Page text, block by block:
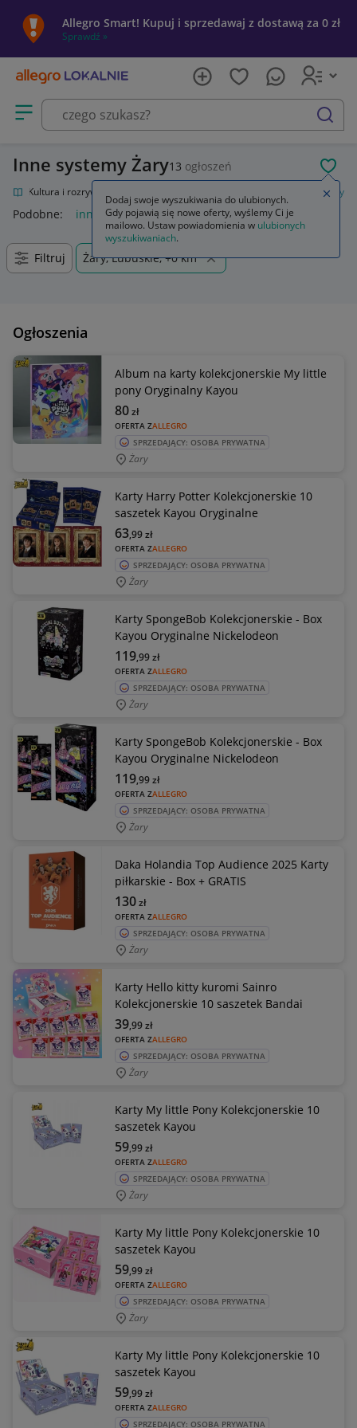
Allegro Smart! Kupuj i sprzedawaj z dostawą za 0 zł
Sprawdź »
Otwórz menu z kategoriami
szukaj
Inne systemy Żary13 ogłoszeń
Kultura i rozrywka Inne systemy
Podobne: inne systemy
Filtruj Żary, Lubuskie, +0 km
Ogłoszenia
Album na karty kolekcjonerskie My little
pony Oryginalny Kayou
OFERTA ZALLEGRO
80zł
SPRZEDAJĄCY: OSOBA PRYWATNA
Żary
Karty Harry Potter Kolekcjonerskie 10
saszetek Kayou Oryginalne
OFERTA ZALLEGRO
63,99zł
SPRZEDAJĄCY: OSOBA PRYWATNA
Żary
Karty SpongeBob Kolekcjonerskie - Box
Kayou Oryginalne Nickelodeon
OFERTA ZALLEGRO
119,99zł
SPRZEDAJĄCY: OSOBA PRYWATNA
Żary
Karty SpongeBob Kolekcjonerskie - Box
Kayou Oryginalne Nickelodeon
OFERTA ZALLEGRO
119,99zł
SPRZEDAJĄCY: OSOBA PRYWATNA
Żary
Daka Holandia Top Audience 2025 Karty
piłkarskie - Box + GRATIS
OFERTA ZALLEGRO
130zł
SPRZEDAJĄCY: OSOBA PRYWATNA
Żary
Karty Hello kitty kuromi Sainro
Kolekcjonerskie 10 saszetek Bandai
OFERTA ZALLEGRO
39,99zł
SPRZEDAJĄCY: OSOBA PRYWATNA
Żary
Karty My little Pony Kolekcjonerskie 10
saszetek Kayou
OFERTA ZALLEGRO
59,99zł
SPRZEDAJĄCY: OSOBA PRYWATNA
Żary
Karty My little Pony Kolekcjonerskie 10
saszetek Kayou
OFERTA ZALLEGRO
59,99zł
SPRZEDAJĄCY: OSOBA PRYWATNA
Żary
Karty My little Pony Kolekcjonerskie 10
saszetek Kayou
OFERTA ZALLEGRO
59,99zł
SPRZEDAJĄCY: OSOBA PRYWATNA
Dodaj swoje wyszukiwania do ulubionych.
Gdy pojawią się nowe oferty, wyślemy Ci je
mailowo. Ustaw powiadomienia w ulubionych
wyszukiwaniach.